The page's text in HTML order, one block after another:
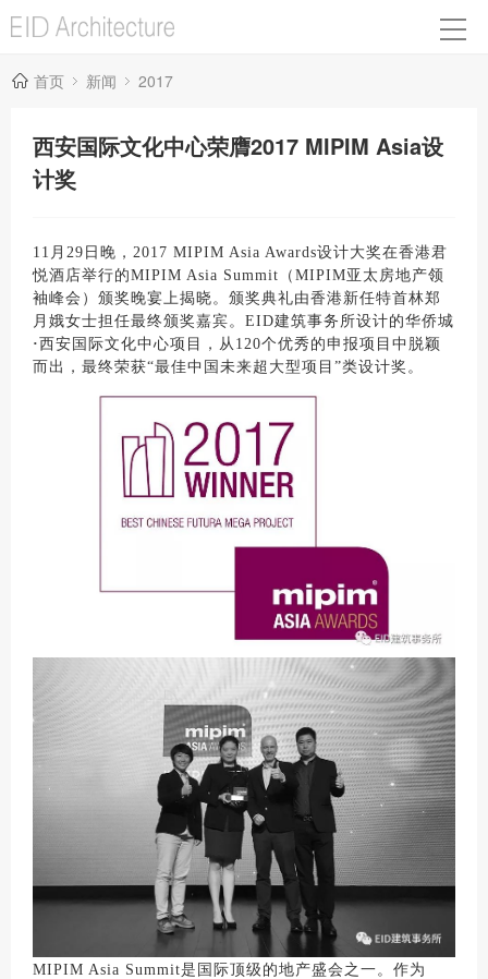
首页 新闻 2017
西安国际文化中心荣膺2017 MIPIM Asia设
计奖
11月29日晚，2017 MIPIM Asia Awards设计大奖在香港君
悦酒店举行的MIPIM Asia Summit（MIPIM亚太房地产领
袖峰会）颁奖晚宴上揭晓。颁奖典礼由香港新任特首林郑
月娥女士担任最终颁奖嘉宾。EID建筑事务所设计的华侨城
·西安国际文化中心项目，从120个优秀的申报项目中脱颖
而出，最终荣获“最佳中国未来超大型项目”类设计奖。
MIPIM Asia Summit是国际顶级的地产盛会之一。作为